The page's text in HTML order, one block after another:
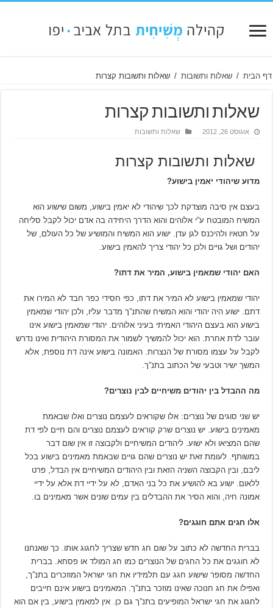
דף הבית / שאלות ותשובות / שאלות ותשובות קצרות
שאלות ותשובות קצרות
אוגוסט 26, 2012 שאלות ותשובות
שאלות ותשובות קצרות
מדוע שיהודי יאמין בישוע?
בעצם אין סיבה מוצדקת לכך שיהודי לא יאמין בישוע, משום שישוע הוא
המשיח המובטח ע”י אלוהים והוא הדרך היחידה בה אדם יכול לקבל סליחה
על חטאיו ולהיכנס לגן עדן. ישוע הוא המשיח והמושיע של כל העולם, של
יהודים ושל גויים ולכן כל יהודי צריך להאמין בישוע.
האם יהודי שמאמין בישוע, המיר את דתו?
יהודי שמאמין בישוע לא המיר את דתו, כפי חסידי כפר חבד לא המירו את
דתם. ישוע היה יהודי והוא המשיח שהתנ”ך מדבר עליו, ולכן יהודי שמאמין
בישוע הוא בעצם היהודי האמיתי בעיני אלוהים. יהודי שמאמין בישוע אינו
עובר לדת אחרת. הוא יכול להמשיך לשמור את המסורת היהודית ואינו נדרש
לקבל על עצמו מסורת של הנצרות. האמונה בישוע אינה דת נוספת, אלא
המשך ישיר וטבעי של הכתוב בתנ”ך.
מה ההבדל בין יהודים משיחיים לבין נוצרים?
יש שני סוגים של נוצרים: אלו שקוראים לעצמם נוצרים ואלו שבאמת
מאמינים בישוע. יש נוצרים שרק קוראים לעצמם נוצרים והם חיים לפי דת
שהם המציאו ולא ישוע. ליהודים המשיחיים ולקבוצה זו אין שום דבר
במשותף. לעומת זאת יש נוצרים שהם גויים שבאמת מאמינים בישוע בכל
ליבם, ובין הקבוצה השניה הזאת ובין היהודים המשיחיים אין הבדל, פרט
ללאום. ישוע בא להושיע את כל בני האדם, לא על ידיי דת אלא על ידיי
אמונה חיה, והוא הסיר את ההבדלים בין עמים שונים אשר מאמינים בו.
אלו חגים אתם חוגגים?
בברית החדשה לא כתוב על שום חג חדש שצריך לחגוג אותו. כך שאנחנו
לא חוגגים את כל החגים של הנוצרים כמו חג המולד או פסחא. בברית
החדשה מסופר שישוע חגג עם תלמידיו את חגי ישראל המוזכרים בתנ”ך,
ואפילו את חג חנוכה שאינו מוזכר בתנ”ך. המאמינים בישוע אינם חייבים
לחגוג את חגי ישראל המופיעים בתנ”ך גם כן. אין למאמין בישוע, בין אם הוא